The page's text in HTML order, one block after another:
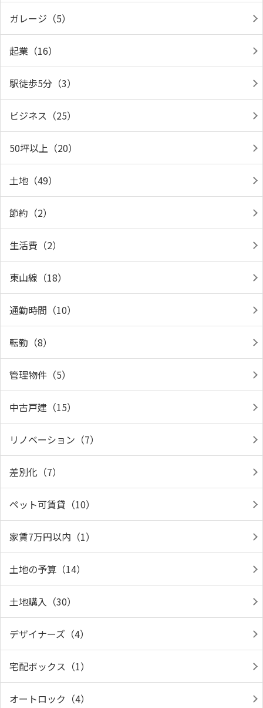
ガレージ（5）
起業（16）
駅徒歩5分（3）
ビジネス（25）
50坪以上（20）
土地（49）
節約（2）
生活費（2）
東山線（18）
通勤時間（10）
転勤（8）
管理物件（5）
中古戸建（15）
リノベーション（7）
差別化（7）
ペット可賃貸（10）
家賃7万円以内（1）
土地の予算（14）
土地購入（30）
デザイナーズ（4）
宅配ボックス（1）
オートロック（4）